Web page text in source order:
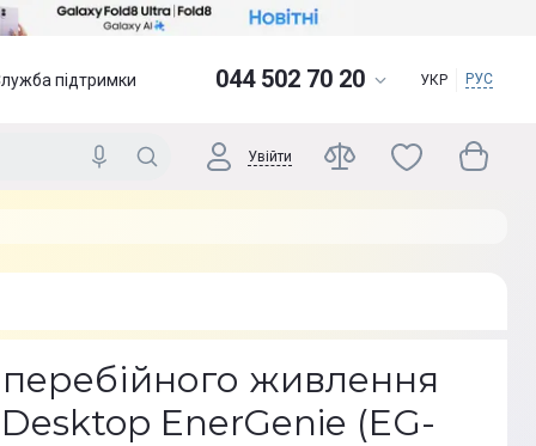
підтримки 044 502 70 20 УКР РУС
Увійти
живлення
EnerGenie (EG-